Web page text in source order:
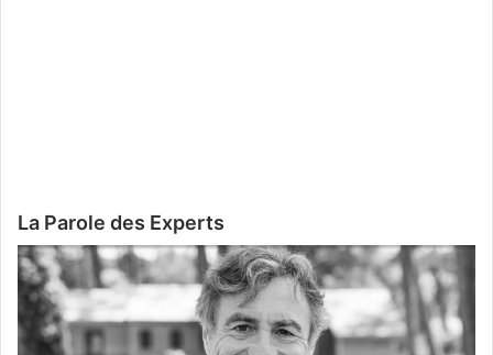
La Parole des Experts